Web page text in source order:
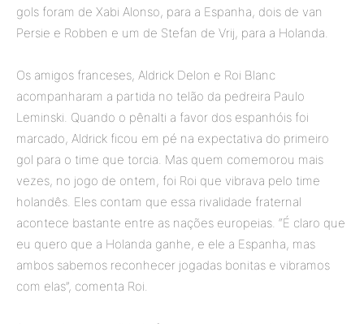
gols foram de Xabi Alonso, para a Espanha, dois de van
Persie e Robben e um de Stefan de Vrij, para a Holanda.
Os amigos franceses, Aldrick Delon e Roi Blanc
acompanharam a partida no telão da pedreira Paulo
Leminski. Quando o pênalti a favor dos espanhóis foi
marcado, Aldrick ficou em pé na expectativa do primeiro
gol para o time que torcia. Mas quem comemorou mais
vezes, no jogo de ontem, foi Roi que vibrava pelo time
holandês. Eles contam que essa rivalidade fraternal
acontece bastante entre as nações europeias. “É claro que
eu quero que a Holanda ganhe, e ele a Espanha, mas
ambos sabemos reconhecer jogadas bonitas e vibramos
com elas”, comenta Roi.